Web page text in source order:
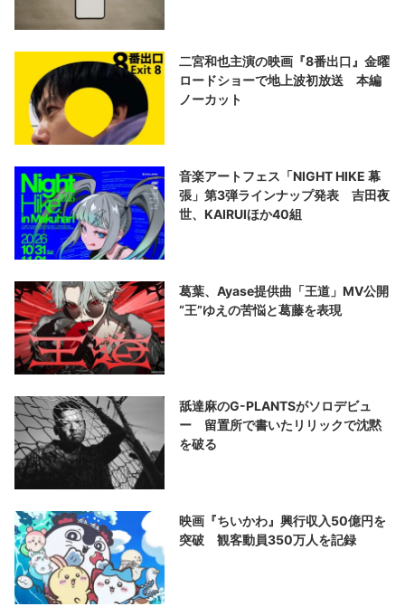
二宮和也主演の映画『8番出口』金曜
ロードショーで地上波初放送 本編
ノーカット
音楽アートフェス「NIGHT HIKE 幕
張」第3弾ラインナップ発表 吉田夜
世、KAIRUIほか40組
葛葉、Ayase提供曲「王道」MV公開
“王”ゆえの苦悩と葛藤を表現
舐達麻のG-PLANTSがソロデビュ
ー 留置所で書いたリリックで沈黙
を破る
映画『ちいかわ』興行収入50億円を
突破 観客動員350万人を記録